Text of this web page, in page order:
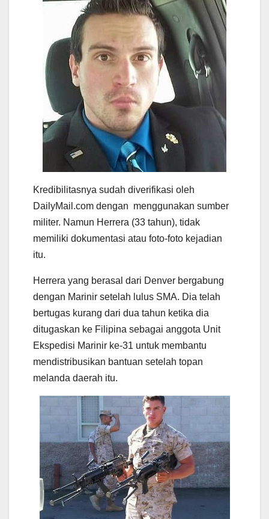
Kredibilitasnya sudah diverifikasi oleh
DailyMail.com dengan menggunakan sumber
militer. Namun Herrera (33 tahun), tidak
memiliki dokumentasi atau foto-foto kejadian
itu.
Herrera yang berasal dari Denver bergabung
dengan Marinir setelah lulus SMA. Dia telah
bertugas kurang dari dua tahun ketika dia
ditugaskan ke Filipina sebagai anggota Unit
Ekspedisi Marinir ke-31 untuk membantu
mendistribusikan bantuan setelah topan
melanda daerah itu.